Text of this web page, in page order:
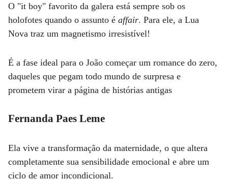
O "it boy" favorito da galera está sempre sob os
holofotes quando o assunto é affair. Para ele, a Lua
Nova traz um magnetismo irresistível!
É a fase ideal para o João começar um romance do zero,
daqueles que pegam todo mundo de surpresa e
prometem virar a página de histórias antigas
Fernanda Paes Leme
Ela vive a transformação da maternidade, o que altera
completamente sua sensibilidade emocional e abre um
ciclo de amor incondicional.